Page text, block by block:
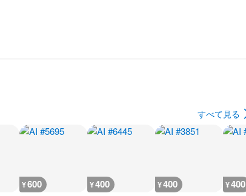
すべて見る
¥600 ¥400 ¥400 ¥400